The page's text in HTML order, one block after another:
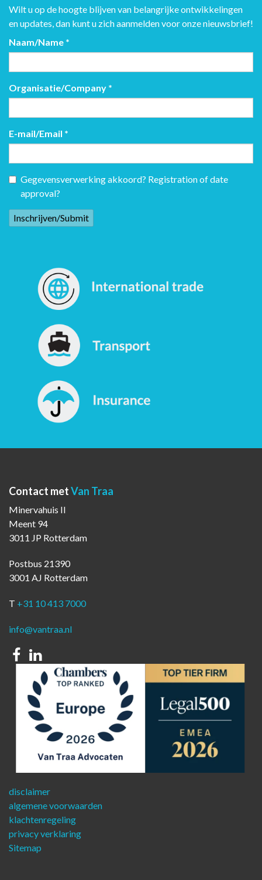
Wilt u op de hoogte blijven van belangrijke ontwikkelingen
en updates, dan kunt u zich aanmelden voor onze nieuwsbrief!
Naam/Name *
Organisatie/Company *
E-mail/Email *
Gegevensverwerking akkoord? Registration of date
approval?
Contact metVan Traa
Minervahuis II
Meent 94
3011 JP Rotterdam
Postbus 21390
3001 AJ Rotterdam
T +31 10 413 7000
info@vantraa.nl
Facebook
Linkedin
disclaimer
algemene voorwaarden
klachtenregeling
privacy verklaring
Sitemap